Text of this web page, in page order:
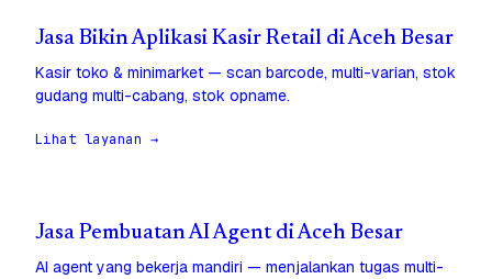
Jasa Bikin Aplikasi Kasir Retail di Aceh Besar
Kasir toko & minimarket — scan barcode, multi-varian, stok
gudang multi-cabang, stok opname.
Lihat layanan →
Jasa Pembuatan AI Agent di Aceh Besar
AI agent yang bekerja mandiri — menjalankan tugas multi-